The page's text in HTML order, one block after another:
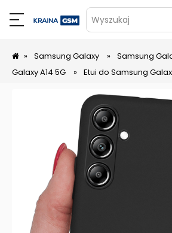
Wyszukaj
» Samsung Galaxy » Samsung
Galaxy A14 5G
» Etui do Samsung